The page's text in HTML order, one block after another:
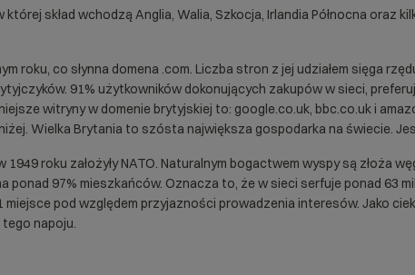
skład wchodzą Anglia, Walia, Szkocja, Irlandia Północna
roku, co słynna domena .com. Liczba stron z jej udziałem sięga
91% użytkowników dokonujących zakupów w sieci,
witryny w domenie brytyjskiej to: google.co.uk, bbc.co.uk i
Wielka Brytania to szósta największa gospodarka na świecie.
roku założyły NATO. Naturalnym bogactwem wyspy są złoża
ponad 97% mieszkańców. Oznacza to, że w sieci serfuje ponad 63
miejsce pod względem przyjazności prowadzenia interesów. Jako
napoju.